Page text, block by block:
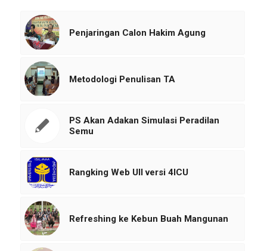
Penjaringan Calon Hakim Agung
Metodologi Penulisan TA
PS Akan Adakan Simulasi Peradilan
Semu
Rangking Web UII versi 4ICU
Refreshing ke Kebun Buah Mangunan